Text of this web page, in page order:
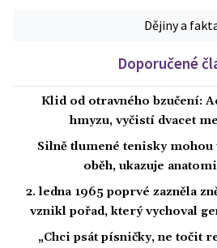
Dějiny a
Doporučené
Klid od otravného bzučení:
hmyzu, vyčistí dvacet
Silně tlumené tenisky
oběh, ukazuje
2. ledna 1965 poprvé zazněla
vznikl pořad, který vychoval
„Chci psát písničky, ne točit